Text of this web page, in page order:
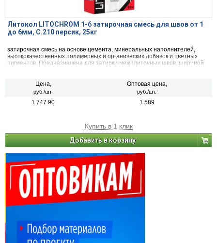
Литокол LITOCHROM 1-6 затирочная смесь для швов от 1
до 6мм, C.210 персик, 25кг
затирочная смесь на основе цемента, минеральных наполнителей,
высококачественных полимерных и органических добавок и цветных
пигментов. Предназначена для затирки межплиточных швов, шириной
агломератом.
Цена,
руб./шт.
Оптовая цена,
руб./шт.
1 747.90 1 589
Купить в 1 клик
Добавить в корзину